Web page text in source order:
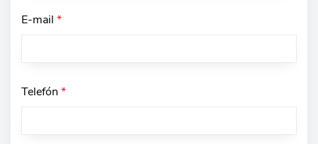
E-mail *
Telefón *